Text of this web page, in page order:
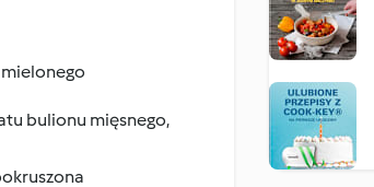
bulionu mięsnego,